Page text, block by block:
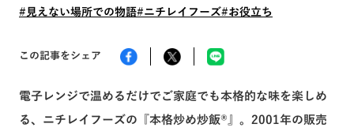
トピックス一覧へ
#見えない場所での物語#ニチレイフーズ#お役立ち
この記事をシェア
電子レンジで温めるだけでご家庭でも本格的な味を楽しめ
る、ニチレイフーズの『本格炒め炒飯®』。2001年の販売